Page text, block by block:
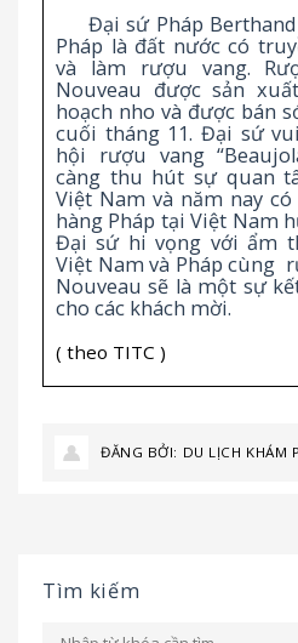
Đại sứ Pháp Berthand
Pháp là đất nước có
và làm rượu vang.
Nouveau được sản
hoạch nho và được bán
cuối tháng 11. Đại sứ
hội rượu vang
càng thu hút sự quan
Việt Nam và năm nay
hàng Pháp tại Việt Nam
Đại sứ hi vọng với ẩm
Việt Nam và Pháp cùng
Nouveau sẽ là một sự
cho các khách mời.
( theo TITC )
ĐĂNG BỞI: DU LỊCH KHÁM
Tìm kiếm